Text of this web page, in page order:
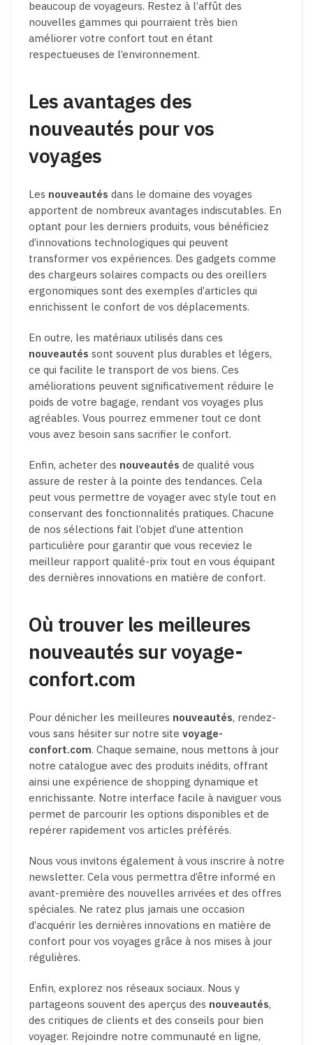
beaucoup de voyageurs. Restez à l’affût des
nouvelles gammes qui pourraient très bien
améliorer votre confort tout en étant
respectueuses de l’environnement.
Les avantages des
nouveautés pour vos
voyages
Les nouveautés dans le domaine des voyages
apportent de nombreux avantages indiscutables. En
optant pour les derniers produits, vous bénéficiez
d’innovations technologiques qui peuvent
transformer vos expériences. Des gadgets comme
des chargeurs solaires compacts ou des oreillers
ergonomiques sont des exemples d’articles qui
enrichissent le confort de vos déplacements.
En outre, les matériaux utilisés dans ces
nouveautés sont souvent plus durables et légers,
ce qui facilite le transport de vos biens. Ces
améliorations peuvent significativement réduire le
poids de votre bagage, rendant vos voyages plus
agréables. Vous pourrez emmener tout ce dont
vous avez besoin sans sacrifier le confort.
Enfin, acheter des nouveautés de qualité vous
assure de rester à la pointe des tendances. Cela
peut vous permettre de voyager avec style tout en
conservant des fonctionnalités pratiques. Chacune
de nos sélections fait l’objet d’une attention
particulière pour garantir que vous receviez le
meilleur rapport qualité-prix tout en vous équipant
des dernières innovations en matière de confort.
Où trouver les meilleures
nouveautés sur voyage-
confort.com
Pour dénicher les meilleures nouveautés, rendez-
vous sans hésiter sur notre site voyage-
confort.com. Chaque semaine, nous mettons à jour
notre catalogue avec des produits inédits, offrant
ainsi une expérience de shopping dynamique et
enrichissante. Notre interface facile à naviguer vous
permet de parcourir les options disponibles et de
repérer rapidement vos articles préférés.
Nous vous invitons également à vous inscrire à notre
newsletter. Cela vous permettra d’être informé en
avant-première des nouvelles arrivées et des offres
spéciales. Ne ratez plus jamais une occasion
d’acquérir les dernières innovations en matière de
confort pour vos voyages grâce à nos mises à jour
régulières.
Enfin, explorez nos réseaux sociaux. Nous y
partageons souvent des aperçus des nouveautés,
des critiques de clients et des conseils pour bien
voyager. Rejoindre notre communauté en ligne,